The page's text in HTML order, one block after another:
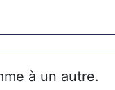
à un autre.